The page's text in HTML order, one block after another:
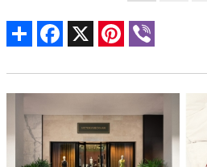
Share Facebook Pinterest